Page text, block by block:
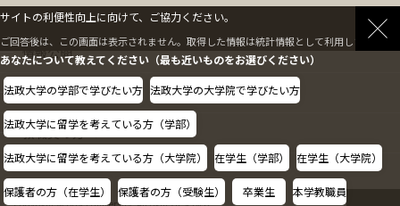
プライバシーポリシー
情報公開
採用情報
教職員の方へ
サイトの利便性向上に向けて、ご協力ください。
ご回答後は、この画面は表示されません。取得した情報は統計情報として利用します。
あなたについて教えてください（最も近いものをお選びください）
法政大学の学部で学びたい方 法政大学の大学院で学びたい方
法政大学に留学を考えている方（学部）
法政大学に留学を考えている方（大学院） 在学生（学部） 在学生（大学院）
保護者の方（在学生） 保護者の方（受験生） 卒業生 本学教職員